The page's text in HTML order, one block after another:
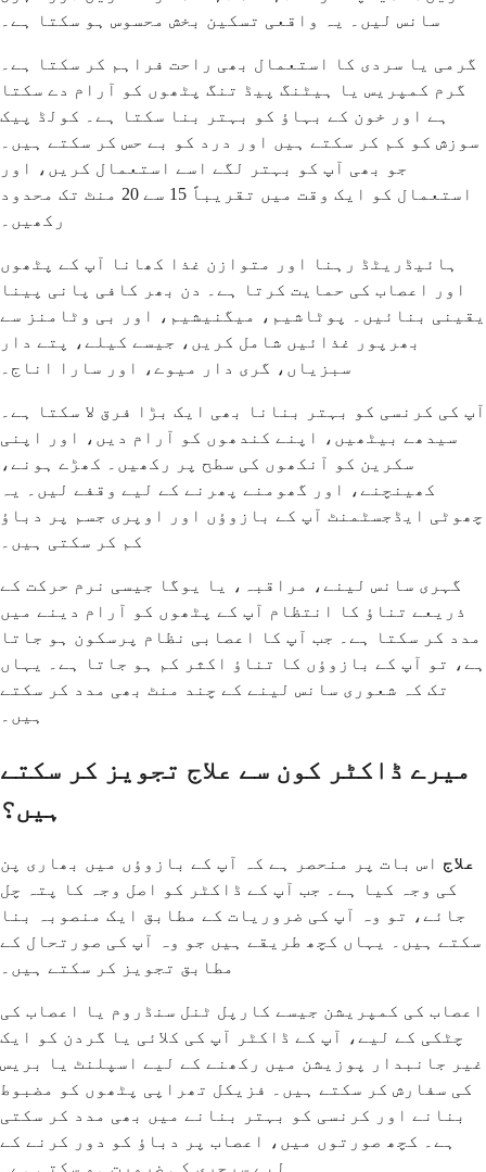
سانس لیں۔ یہ واقعی تسکین بخش محسوس ہو سکتا ہے۔
گرمی یا سردی کا استعمال بھی راحت فراہم کر سکتا ہے۔
گرم کمپریس یا ہیٹنگ پیڈ تنگ پٹھوں کو آرام دے سکتا
ہے اور خون کے بہاؤ کو بہتر بنا سکتا ہے۔ کولڈ پیک
سوزش کو کم کر سکتے ہیں اور درد کو بے حس کر سکتے ہیں۔
جو بھی آپ کو بہتر لگے اسے استعمال کریں، اور
استعمال کو ایک وقت میں تقریباً 15 سے 20 منٹ تک محدود
رکھیں۔
ہائیڈریٹڈ رہنا اور متوازن غذا کھانا آپ کے پٹھوں
اور اعصاب کی حمایت کرتا ہے۔ دن بھر کافی پانی پینا
یقینی بنائیں۔ پوٹاشیم، میگنیشیم، اور بی وٹامنز سے
بھرپور غذائیں شامل کریں، جیسے کیلے، پتے دار
سبزیاں، گری دار میوے، اور سارا اناج۔
آپ کی کرنسی کو بہتر بنانا بھی ایک بڑا فرق لا سکتا ہے۔
سیدھے بیٹھیں، اپنے کندھوں کو آرام دیں، اور اپنی
سکرین کو آنکھوں کی سطح پر رکھیں۔ کھڑے ہونے،
کھینچنے، اور گھومنے پھرنے کے لیے وقفے لیں۔ یہ
چھوٹی ایڈجسٹمنٹ آپ کے بازوؤں اور اوپری جسم پر دباؤ
کم کر سکتی ہیں۔
گہری سانس لینے، مراقبہ، یا یوگا جیسی نرم حرکت کے
ذریعے تناؤ کا انتظام آپ کے پٹھوں کو آرام دینے میں
مدد کر سکتا ہے۔ جب آپ کا اعصابی نظام پرسکون ہو جاتا
ہے، تو آپ کے بازوؤں کا تناؤ اکثر کم ہو جاتا ہے۔ یہاں
تک کہ شعوری سانس لینے کے چند منٹ بھی مدد کر سکتے
ہیں۔
میرے ڈاکٹر کون سے علاج تجویز کر سکتے
ہیں؟
علاج اس بات پر منحصر ہے کہ آپ کے بازوؤں میں بھاری پن
کی وجہ کیا ہے۔ جب آپ کے ڈاکٹر کو اصل وجہ کا پتہ چل
جائے، تو وہ آپ کی ضروریات کے مطابق ایک منصوبہ بنا
سکتے ہیں۔ یہاں کچھ طریقے ہیں جو وہ آپ کی صورتحال کے
مطابق تجویز کر سکتے ہیں۔
اعصاب کی کمپریشن جیسے کارپل ٹنل سنڈروم یا اعصاب کی
چٹکی کے لیے، آپ کے ڈاکٹر آپ کی کلائی یا گردن کو ایک
غیر جانبدار پوزیشن میں رکھنے کے لیے اسپلنٹ یا بریس
کی سفارش کر سکتے ہیں۔ فزیکل تھراپی پٹھوں کو مضبوط
بنانے اور کرنسی کو بہتر بنانے میں بھی مدد کر سکتی
ہے۔ کچھ صورتوں میں، اعصاب پر دباؤ کو دور کرنے کے
لیے سرجری کی ضرورت ہو سکتی ہے۔